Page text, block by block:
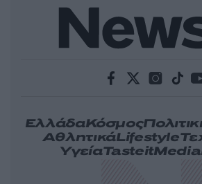
ΕλλάδαΚόσμος
ΑθλητικάLifestyle
ΥγείαTasteitMedia